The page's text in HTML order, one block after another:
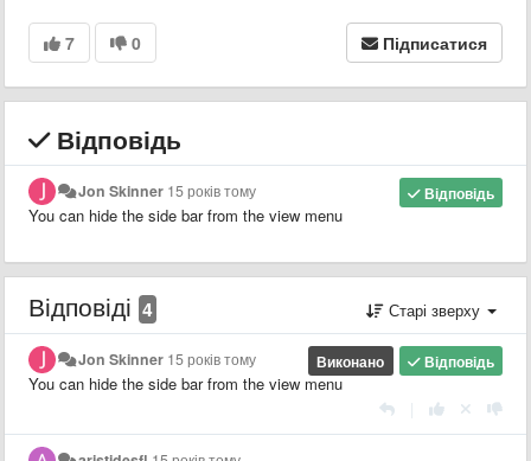
7 0 Підписатися
Відповідь
Відповідь
Jon Skinner 15 років тому
You can hide the side bar from the view menu
Відповіді 4 Старі зверху
Відповідь
Виконано
Jon Skinner 15 років тому
You can hide the side bar from the view menu